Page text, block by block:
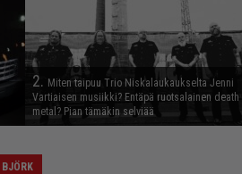
2. Miten taipuu Trio Niskalaukaukselta Jenni
Vartiaisen musiikki? Entäpä ruotsalainen death
metal? Pian tämäkin selviää
BJÖRK